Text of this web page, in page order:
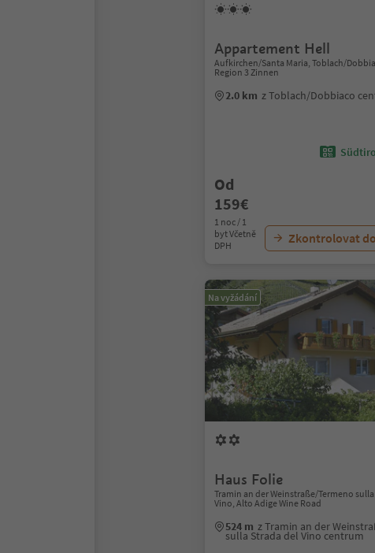
Appartement Hell
Aufkirchen/Santa Maria, Toblach/
Region 3 Zinnen
2.0 km z Toblach/Dobbiaco
Od
159€
1 noc / 1
byt Včetně
DPH
Zkontrolovat
Na vyžádání
Haus Folie
Tramin an der Weinstraße/Termeno
Vino, Alto Adige Wine Road
524 m z Tramin an der
sulla Strada del Vino centrum